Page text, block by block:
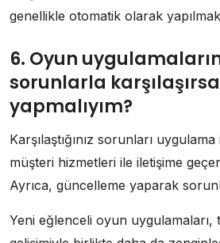
genellikle otomatik olarak
6. Oyun
sorunlarla
yapmalıyım?
Karşılaştığınız sorunları
müşteri hizmetleri ile iletişime
Ayrıca, güncelleme yaparak
Yeni eğlenceli oyun uygulamaları,